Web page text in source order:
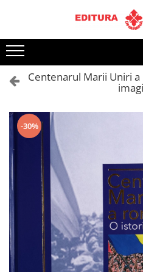
Terapii
Dietoterapie
Centenarul Marii Uniri
-30%